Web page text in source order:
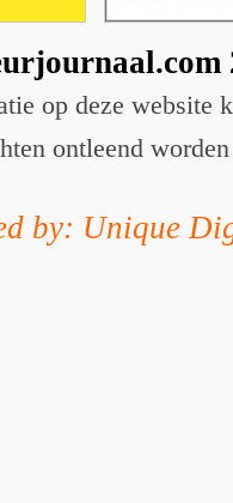
op deze website
ontleend worden
by: Unique